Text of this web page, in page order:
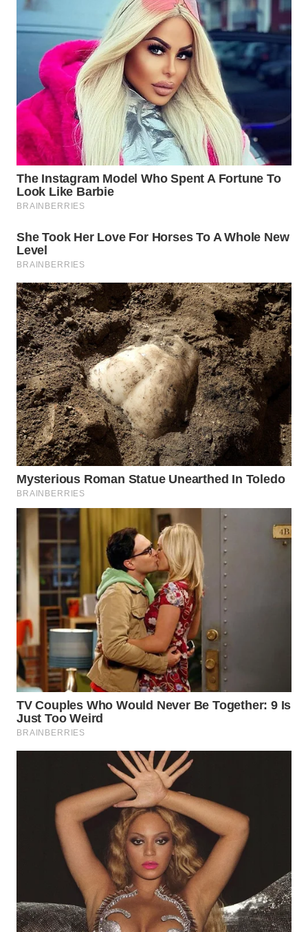
WN
BOGOR
WN
DEPOK
WN
TAPANULI
UTARA
WN
SAMOSIR
WN
PADANG
WN
SUMEDANG
WN
CIANJUR
WN
KEPULAUAN
SERIBU
WN
TANGERANG
BINJAI
WN
CIREBON
WN
INDRAMAYU
WN
KUNINGAN
WN
MAJALENGKA
SUBANG
SUKABUMI
PURWAKARTA